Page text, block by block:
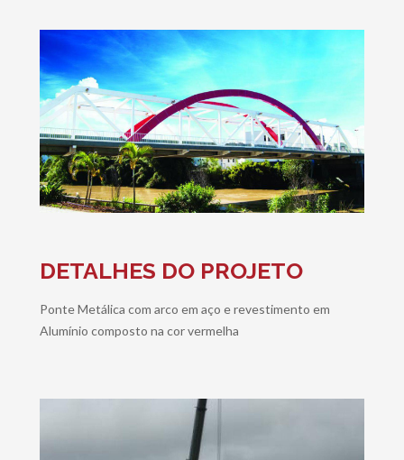
DETALHES DO PROJETO
Ponte Metálica com arco em aço e revestimento em
Alumínio composto na cor vermelha